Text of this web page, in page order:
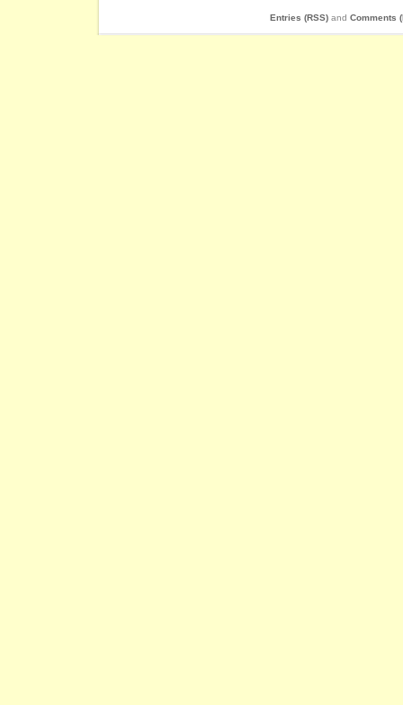
Entries (RSS) and Comments